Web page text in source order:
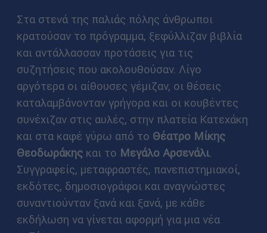
Στα στενά της παλιάς πόλης άνθρωποι
κρατούσαν το πρόγραμμα, ξεφύλλιζαν βιβλία
και αντάλλασσαν προτάσεις για τις
συζητήσεις που ακολουθούσαν. Λίγο
αργότερα οι αίθουσες γέμιζαν, οι θέσεις
καταλαμβάνονταν γρήγορα και οι κουβέντες
συνέχιζαν στις αυλές, στην πλατεία Κατεχάκη
και στα καφέ γύρω από το Θέατρο Μίκης
Θεοδωράκηςκαι το Μεγάλο Αρσενάλι.
Συγγραφείς, μεταφραστές, πανεπιστημιακοί,
εκδότες, δημοσιογράφοι και αναγνώστες
συναντιούνταν ξανά και ξανά, με κάθε
εκδήλωση να γίνεται αφορμή για μια νέα